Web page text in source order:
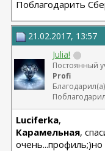
Поблагодарить
21.02.2017, 13:57
Julia!
Постоянный
Profi
Luciferka,
Карамельная,